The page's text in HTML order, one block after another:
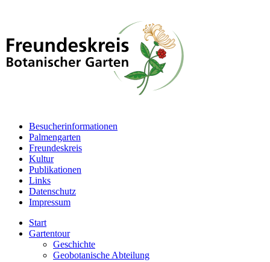
Besucherinformationen
Palmengarten
Freundeskreis
Kultur
Publikationen
Links
Datenschutz
Impressum
Start
Gartentour
Geschichte
Geobotanische Abteilung